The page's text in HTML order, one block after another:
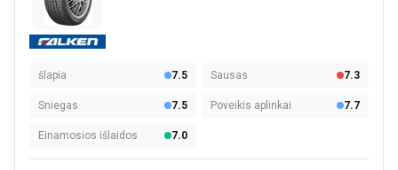
šlapia 7.5 Sausas 7.3
Sniegas 7.5 Poveikis aplinkai 7.7
Einamosios išlaidos 7.0